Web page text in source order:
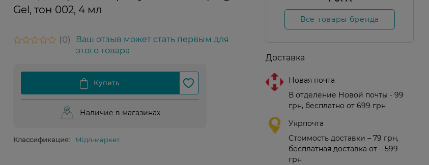
Gel, тон 002, 4 мл
0
Ваш отзыв может стать первым для
этого товара
Наличие в магазинах
Классификация: Мідл-маркет
Все товары бренда
Доставка
Новая почта
В отделение Новой почты - 99
грн, бесплатно от 699 грн
Укрпочта
Стоимость доставки – 79 грн,
бесплатная доставка от – 599
грн